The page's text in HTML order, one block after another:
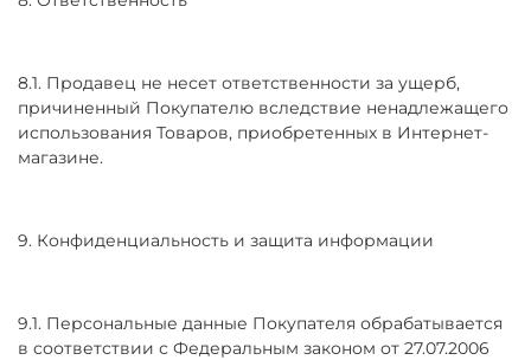
8.1. Продавец не несет ответственности за ущерб,
причиненный Покупателю вследствие ненадлежащего
использования Товаров, приобретенных в Интернет-
магазине.
9. Конфиденциальность и защита информации
9.1. Персональные данные Покупателя обрабатывается
в соответствии с Федеральным законом от 27.07.2006